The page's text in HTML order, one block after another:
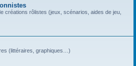
créations rôlistes (jeux, scénarios, aides de jeu,
(littéraires, graphiques…)